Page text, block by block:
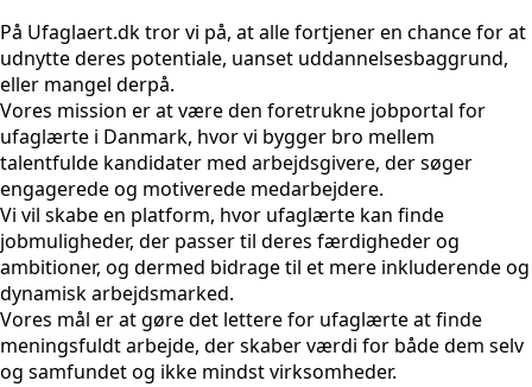
På Ufaglaert.dk tror vi på, at alle fortjener en chance for at
udnytte deres potentiale, uanset uddannelsesbaggrund,
eller mangel derpå.
Vores mission er at være den foretrukne jobportal for
ufaglærte i Danmark, hvor vi bygger bro mellem
talentfulde kandidater med arbejdsgivere, der søger
engagerede og motiverede medarbejdere.
Vi vil skabe en platform, hvor ufaglærte kan finde
jobmuligheder, der passer til deres færdigheder og
ambitioner, og dermed bidrage til et mere inkluderende og
dynamisk arbejdsmarked.
Vores mål er at gøre det lettere for ufaglærte at finde
meningsfuldt arbejde, der skaber værdi for både dem selv
og samfundet og ikke mindst virksomheder.